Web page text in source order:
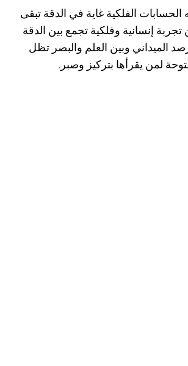
الفلكية غاية في الدقة تبقى
تجربة إنسانية وفلكية تجمع بين الدقة
الميداني وبين العلم والبصر تظل
لمن يقرأها بتركيز وصبر.